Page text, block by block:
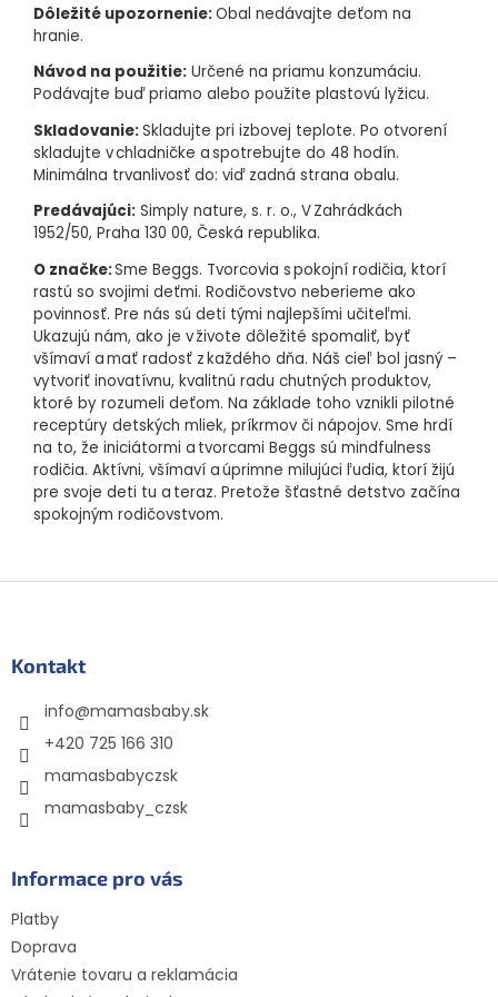
Dôležité upozornenie:Obal nedávajte deťom na
hranie.
Návod na použitie: Určené na priamu konzumáciu.
Podávajte buď priamo alebo použite plastovú lyžicu.
Skladovanie:Skladujte pri izbovej teplote. Po otvorení
skladujte v chladničke a spotrebujte do 48 hodín.
Minimálna trvanlivosť do: viď zadná strana obalu.
Predávajúci: Simply nature, s. r. o., V Zahrádkách
1952/50, Praha 130 00, Česká republika.
O značke:Sme Beggs. Tvorcovia s pokojní rodičia, ktorí
rastú so svojimi deťmi. Rodičovstvo neberieme ako
povinnosť. Pre nás sú deti tými najlepšími učiteľmi.
Ukazujú nám, ako je v živote dôležité spomaliť, byť
všímaví a mať radosť z každého dňa. Náš cieľ bol jasný –
vytvoriť inovatívnu, kvalitnú radu chutných produktov,
ktoré by rozumeli deťom. Na základe toho vznikli pilotné
receptúry detských mliek, príkrmov či nápojov. Sme hrdí
na to, že iniciátormi a tvorcami Beggs sú mindfulness
rodičia. Aktívni, všímaví a úprimne milujúci ľudia, ktorí žijú
pre svoje deti tu a teraz. Pretože šťastné detstvo začína
spokojným rodičovstvom.
Kontakt
info@mamasbaby.sk
+420 725 166 310
mamasbabyczsk
mamasbaby_czsk
Informace pro vás
Platby
Doprava
Vrátenie tovaru a reklamácia